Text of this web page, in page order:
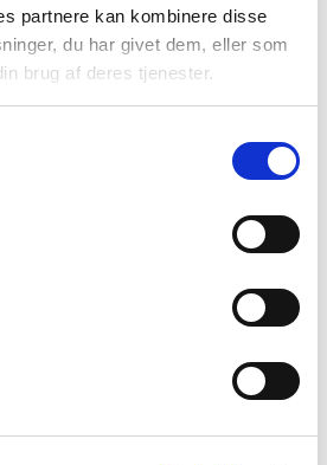
partnere kan kombinere disse
du har givet dem, eller som
brug af deres tjenester.